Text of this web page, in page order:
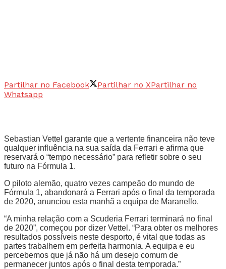
Partilhar no Facebook Partilhar no XPartilhar no
Whatsapp
Sebastian Vettel garante que a vertente financeira não teve
qualquer influência na sua saída da Ferrari e afirma que
reservará o “tempo necessário” para refletir sobre o seu
futuro na Fórmula 1.
O piloto alemão, quatro vezes campeão do mundo de
Fórmula 1, abandonará a Ferrari após o final da temporada
de 2020, anunciou esta manhã a equipa de Maranello.
“A minha relação com a Scuderia Ferrari terminará no final
de 2020”, começou por dizer Vettel. “Para obter os melhores
resultados possíveis neste desporto, é vital que todas as
partes trabalhem em perfeita harmonia. A equipa e eu
percebemos que já não há um desejo comum de
permanecer juntos após o final desta temporada.”